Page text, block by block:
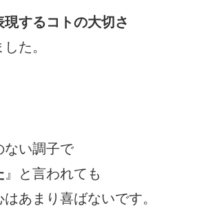
するコトの大切さ
た。
ない調子で
』と言われても
あまり喜ばないです。